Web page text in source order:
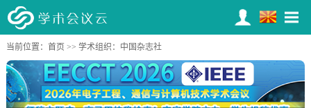
当前位置： 首页 >> 学术组织 ：中国杂志社